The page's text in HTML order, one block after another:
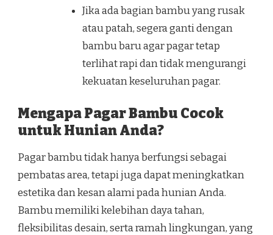
Jika ada bagian bambu yang rusak
atau patah, segera ganti dengan
bambu baru agar pagar tetap
terlihat rapi dan tidak mengurangi
kekuatan keseluruhan pagar.
Mengapa Pagar Bambu Cocok
untuk Hunian Anda?
Pagar bambu tidak hanya berfungsi sebagai
pembatas area, tetapi juga dapat meningkatkan
estetika dan kesan alami pada hunian Anda.
Bambu memiliki kelebihan daya tahan,
fleksibilitas desain, serta ramah lingkungan, yang